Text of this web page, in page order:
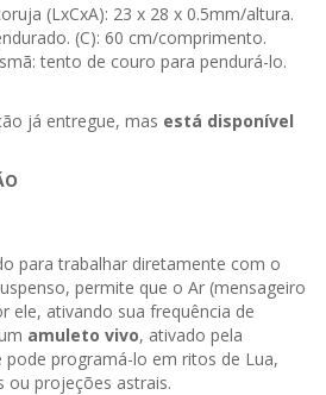
(LxCxA): 23 x 28 x 0.5mm/altura.
(C): 60 cm/comprimento.
tento de couro para pendurá-lo.
já entregue, mas está disponível
para trabalhar diretamente com o
permite que o Ar (mensageiro
ele, ativando sua frequência de
amuleto vivo, ativado pela
programá-lo em ritos de Lua,
ou projeções astrais.